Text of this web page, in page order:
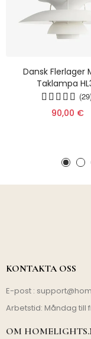
Dansk Flerlager
Taklampa
90,00 €
KONTAKTA OSS
E-post :
Arbetstid: Måndag till
OM